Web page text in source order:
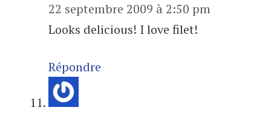
22 septembre 2009 à 2:50 pm
Looks delicious! I love filet!
Répondre